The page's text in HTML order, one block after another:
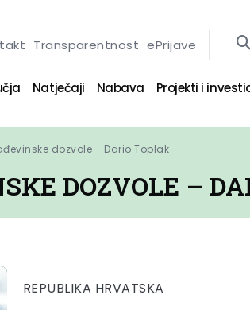
Transparentnost ePrijave
Natječaji Nabava Projekti i
dozvole – Dario Toplak
DOZVOLE –
REPUBLIKA HRVATSKA